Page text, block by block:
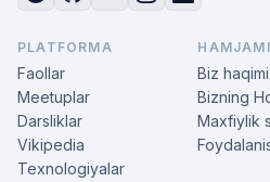
PLATFORMA
Faollar
Meetuplar
Darsliklar
Vikipedia
Texnologiyalar
Biz
Bizning
Maxfiylik